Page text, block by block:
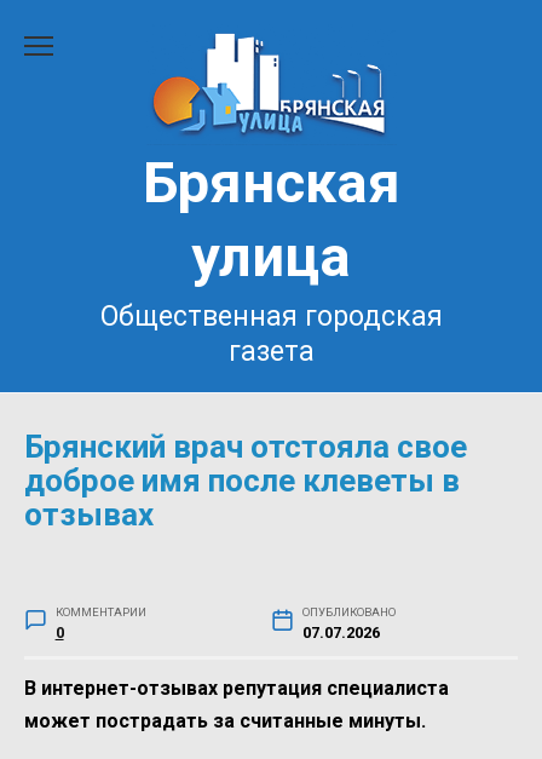
Брянская
улица
Общественная городская
газета
Брянский врач отстояла свое
доброе имя после клеветы в
отзывах
КОММЕНТАРИИ
0
ОПУБЛИКОВАНО
07.07.2026
В интернет-отзывах репутация специалиста
может пострадать за считанные минуты.